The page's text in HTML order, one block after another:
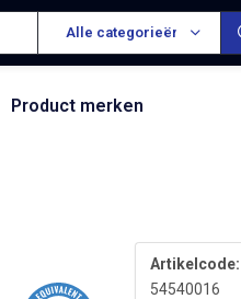
Alle categorieën
Product merken
Artikelcode:
54540016